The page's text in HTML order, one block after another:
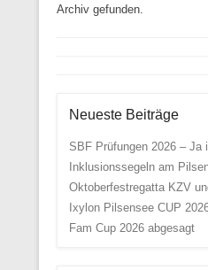
Archiv gefunden.
Neueste Beiträge
SBF Prüfungen 2026 – Ja
Inklusionssegeln am
Oktoberfestregatta KZV
Ixylon Pilsensee CUP
Fam Cup 2026 abgesagt